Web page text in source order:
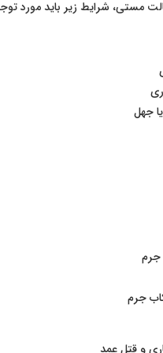
مستی، شرایط زیر باید مورد
جهل
جرم
جرم
و قتل عمد